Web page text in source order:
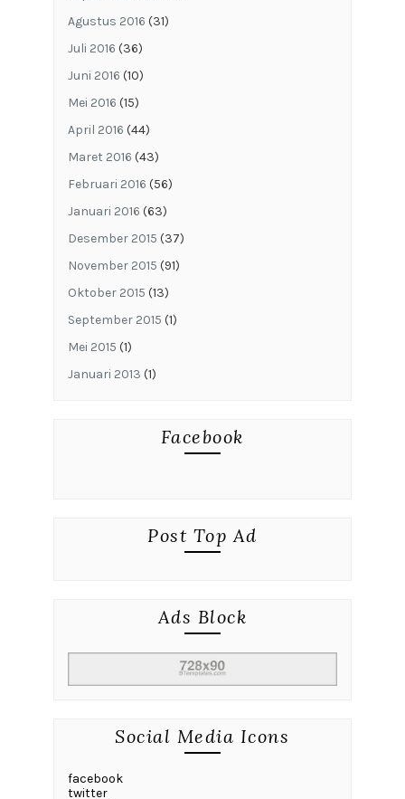
Agustus 2016 (31)
Juli 2016 (36)
Juni 2016 (10)
Mei 2016 (15)
April 2016 (44)
Maret 2016 (43)
Februari 2016 (56)
Januari 2016 (63)
Desember 2015 (37)
November 2015 (91)
Oktober 2015 (13)
September 2015 (1)
Mei 2015 (1)
Januari 2013 (1)
Facebook
Post Top Ad
Ads Block
Social Media Icons
facebook
twitter